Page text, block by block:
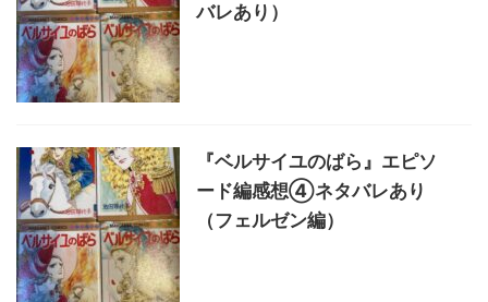
バレあり）
『ベルサイユのばら』エピソ
ード編感想④ネタバレあり
（フェルゼン編）